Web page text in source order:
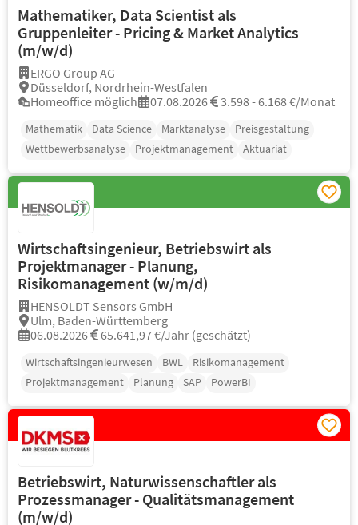
Mathematiker, Data Scientist als
Gruppenleiter - Pricing & Market Analytics
(m/w/d)
ERGO Group AG
Düsseldorf, Nordrhein-Westfalen
Homeoffice möglich
07.08.2026 3.598 - 6.168 €/Monat
Mathematik Data Science Marktanalyse
Preisgestaltung
Wettbewerbsanalyse
Projektmanagement Aktuariat
Wirtschaftsingenieur, Betriebswirt als
Projektmanager - Planung,
Risikomanagement (w/m/d)
HENSOLDT Sensors GmbH
Ulm, Baden-Württemberg
06.08.2026
65.641,97 €/Jahr (geschätzt)
Wirtschaftsingenieurwesen BWL
Risikomanagement
Projektmanagement
Planung SAP PowerBI
Betriebswirt, Naturwissenschaftler als
Prozessmanager - Qualitätsmanagement
(m/w/d)